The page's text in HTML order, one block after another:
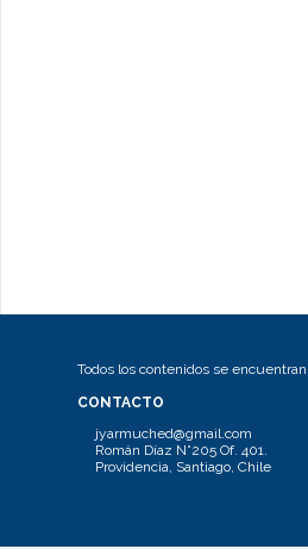
Todos los contenidos se
CONTACTO
jyarmuched@gmail.com
Román Díaz N°205 Of. 401.
Providencia, Santiago, Chile